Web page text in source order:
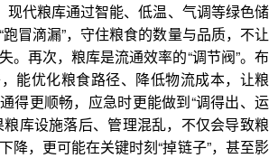
现代粮库通过智能、低温、气调等绿色储
冒滴漏”，守住粮食的数量与品质，不让
。再次，粮库是流通效率的“调节阀”。布
能优化粮食路径、降低物流成本，让粮
得更顺畅，应急时更能做到“调得出、运
粮库设施落后、管理混乱，不仅会导致粮
降，更可能在关键时刻“掉链子”，甚至影